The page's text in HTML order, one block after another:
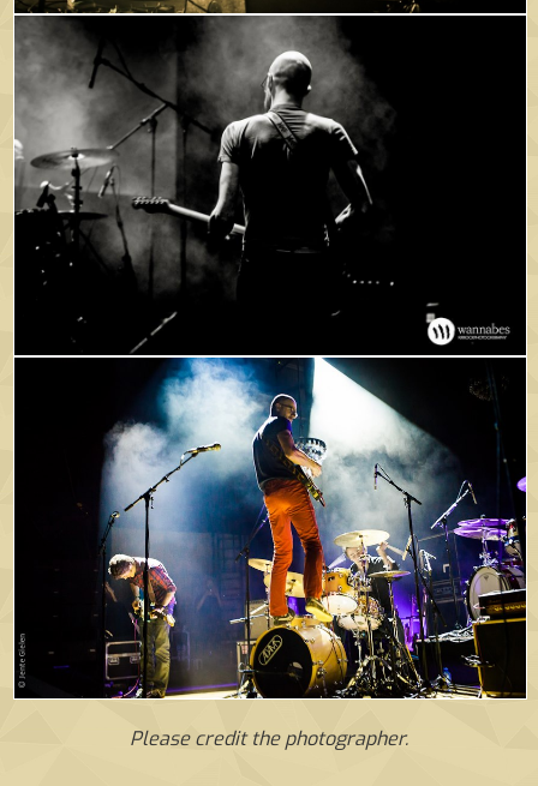
Please credit the photographer.